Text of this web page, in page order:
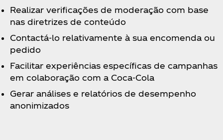
Realizar verificações de moderação com base
nas diretrizes de conteúdo
Contactá-lo relativamente à sua encomenda ou
pedido
Facilitar experiências específicas de campanhas
em colaboração com a Coca‑Cola
Gerar análises e relatórios de desempenho
anonimizados